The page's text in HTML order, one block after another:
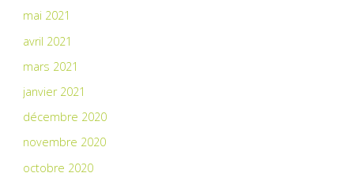
mai 2021
avril 2021
mars 2021
janvier 2021
décembre 2020
novembre 2020
octobre 2020